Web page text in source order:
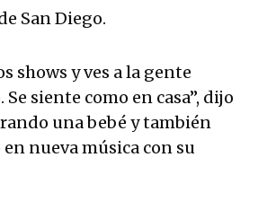
San Diego.
shows y ves a la gente
siente como en casa”, dijo
una bebé y también
nueva música con su